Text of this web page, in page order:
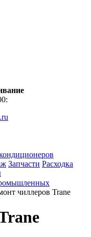
Запчасти Расходка
чиллеров Trane